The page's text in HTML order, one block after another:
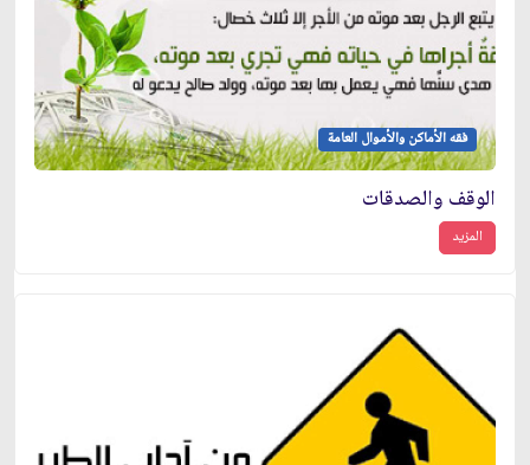
فقه الأماكن والأموال العامة
الوقف والصدقات
المزيد